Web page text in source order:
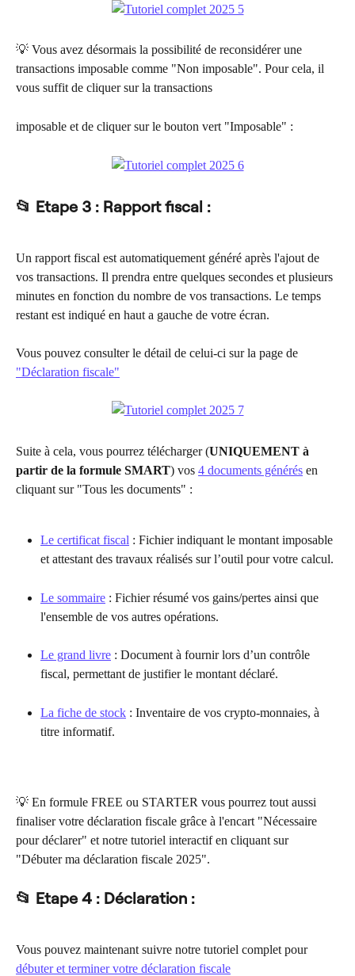
💡 Vous avez désormais la possibilité de reconsidérer une
transactions imposable comme "Non imposable". Pour cela, il
vous suffit de cliquer sur la transactions
imposable et de cliquer sur le bouton vert "Imposable" :
📂 Etape 3 : Rapport fiscal :
Un rapport fiscal est automatiquement généré après l'ajout de
vos transactions. Il prendra entre quelques secondes et plusieurs
minutes en fonction du nombre de vos transactions. Le temps
restant est indiqué en haut a gauche de votre écran.
Vous pouvez consulter le détail de celui-ci sur la page de
"Déclaration fiscale"
Suite à cela, vous pourrez télécharger (UNIQUEMENT à
partir de la formule SMART) vos 4 documents générés en
cliquant sur "Tous les documents" :
Le certificat fiscal : Fichier indiquant le montant imposable
et attestant des travaux réalisés sur l’outil pour votre calcul.
Le sommaire : Fichier résumé vos gains/pertes ainsi que
l'ensemble de vos autres opérations.
Le grand livre : Document à fournir lors d’un contrôle
fiscal, permettant de justifier le montant déclaré.
La fiche de stock : Inventaire de vos crypto-monnaies, à
titre informatif.
💡 En formule FREE ou STARTER vous pourrez tout aussi
finaliser votre déclaration fiscale grâce à l'encart "Nécessaire
pour déclarer" et notre tutoriel interactif en cliquant sur
"Débuter ma déclaration fiscale 2025".
📂 Etape 4 : Déclaration :
Vous pouvez maintenant suivre notre tutoriel complet pour
débuter et terminer votre déclaration fiscale